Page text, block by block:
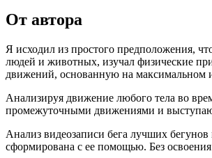
От автора
Я исходил из простого предположения,
людей и животных, изучал физические
движений, основанную на максимальном
Анализируя движение любого тела во
промежуточными движениями и
Анализ видеозаписи бега лучших
сформирована с ее помощью. Без